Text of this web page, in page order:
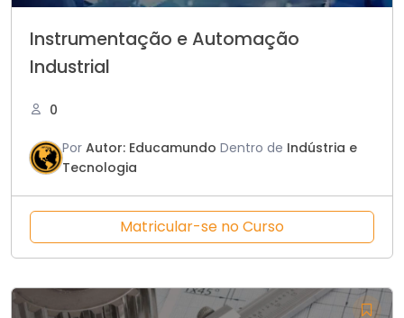
Instrumentação e Automação
Industrial
0
Por Autor: Educamundo Dentro de Indústria e
Tecnologia
Matricular-se no Curso